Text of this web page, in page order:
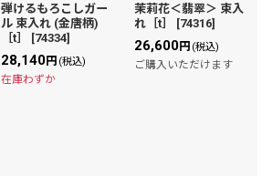
弾けるもろこしガー
ル 束入れ (金唐柄)
［t］
[74334]
28,140円 (税込)
在庫わずか
茉莉花＜翡翠＞ 束入
れ［t］
[74316]
26,600円 (税込)
ご購入いただけます